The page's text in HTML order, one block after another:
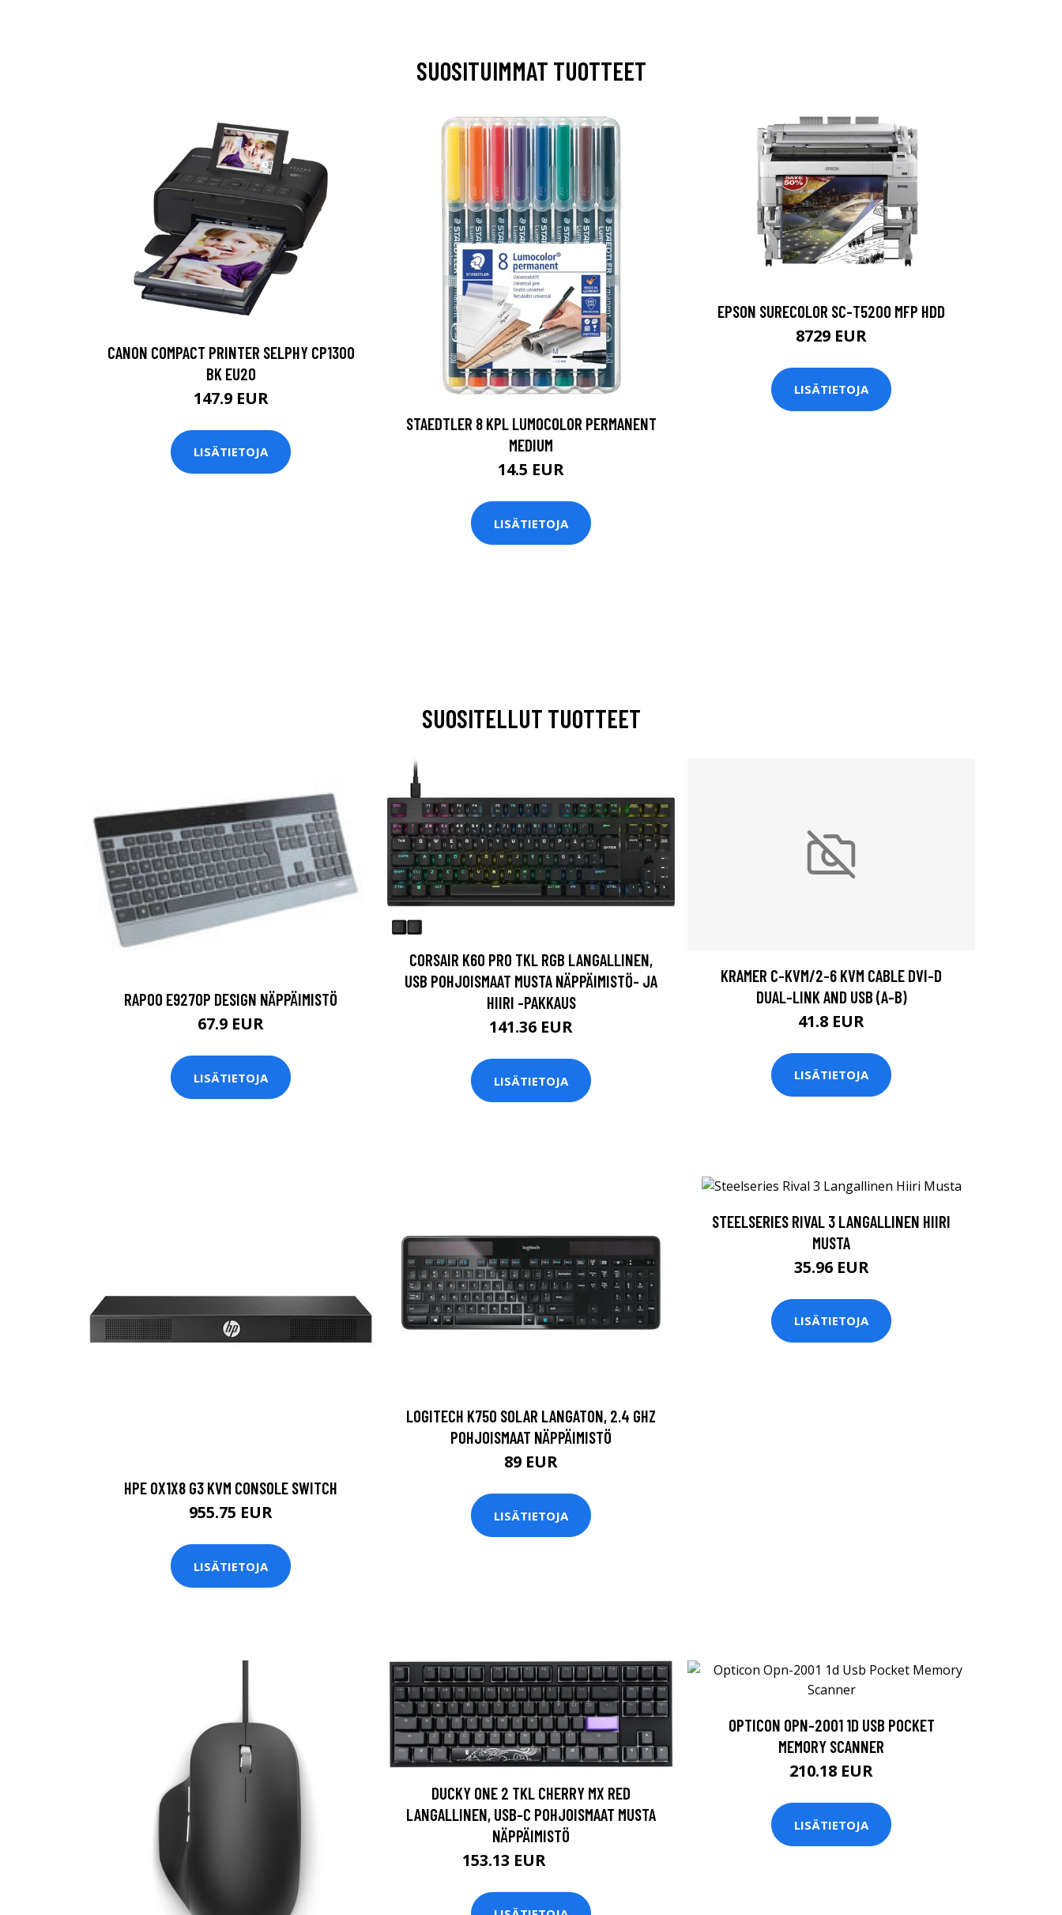
SUOSITUIMMAT TUOTTEET
CANON COMPACT PRINTER SELPHY CP1300
BK EU20
147.9 EUR
LISÄTIETOJA
STAEDTLER 8 KPL LUMOCOLOR PERMANENT
MEDIUM
14.5 EUR
LISÄTIETOJA
EPSON SURECOLOR SC-T5200 MFP HDD
8729 EUR
LISÄTIETOJA
SUOSITELLUT TUOTTEET
RAPOO E9270P DESIGN NÄPPÄIMISTÖ
67.9 EUR
LISÄTIETOJA
CORSAIR K60 PRO TKL RGB LANGALLINEN,
USB POHJOISMAAT MUSTA NÄPPÄIMISTÖ- JA
HIIRI -PAKKAUS
141.36 EUR
LISÄTIETOJA
KRAMER C-KVM/2-6 KVM CABLE DVI-D
DUAL-LINK AND USB (A-B)
41.8 EUR
LISÄTIETOJA
HPE 0X1X8 G3 KVM CONSOLE SWITCH
955.75 EUR
LISÄTIETOJA
LOGITECH K750 SOLAR LANGATON, 2.4 GHZ
POHJOISMAAT NÄPPÄIMISTÖ
89 EUR
LISÄTIETOJA
STEELSERIES RIVAL 3 LANGALLINEN HIIRI
MUSTA
35.96 EUR
LISÄTIETOJA
DUCKY ONE 2 TKL CHERRY MX RED
LANGALLINEN, USB-C POHJOISMAAT MUSTA
NÄPPÄIMISTÖ
153.13 EUR
OPTICON OPN-2001 1D USB POCKET
MEMORY SCANNER
210.18 EUR
LISÄTIETOJA